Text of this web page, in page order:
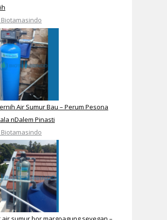
Air Sumur Bau – Perum Pesona
nDalem Pinasti